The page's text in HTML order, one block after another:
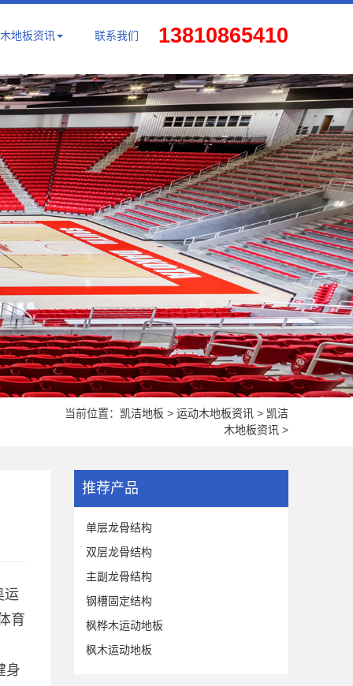
地板资讯 联系我们 13810865410
当前位置： 凯洁地板 > 运动木地板资讯 > 凯洁
木地板资讯 >
运
育
身
推荐产品
单层龙骨结构
双层龙骨结构
主副龙骨结构
钢槽固定结构
枫桦木运动地板
枫木运动地板